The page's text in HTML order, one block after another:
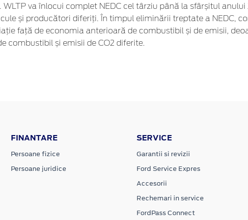
va înlocui complet NEDC cel târziu până la sfârșitul
și producători diferiți. În timpul eliminării treptate a NEDC,
față de economia anterioară de combustibil și de emisii,
combustibil și emisii de CO2 diferite.
FINANTARE
Persoane fizice
Persoane juridice
SERVICE
Garantii si revizii
Ford Service Expres
Accesorii
Rechemari in service
FordPass Connect